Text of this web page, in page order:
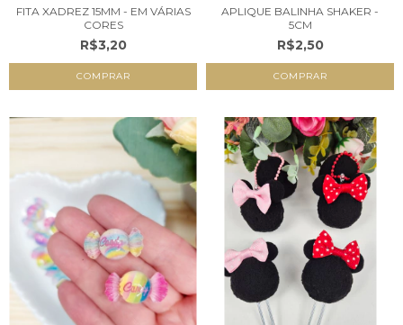
FITA XADREZ 15MM - EM VÁRIAS
CORES
R$3,20
COMPRAR
APLIQUE BALINHA SHAKER -
5CM
R$2,50
COMPRAR